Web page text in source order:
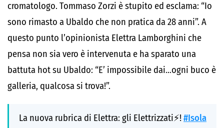
cromatologo. Tommaso Zorzi è stupito ed esclama: “Io
sono rimasto a Ubaldo che non pratica da 28 anni”. A
questo punto l’opinionista Elettra Lamborghini che
pensa non sia vero è intervenuta e ha sparato una
battuta hot su Ubaldo: “E’ impossibile dai…ogni buco è
galleria, qualcosa si trova!”.
La nuova rubrica di Elettra: gli Elettrizzati⚡!#Isola